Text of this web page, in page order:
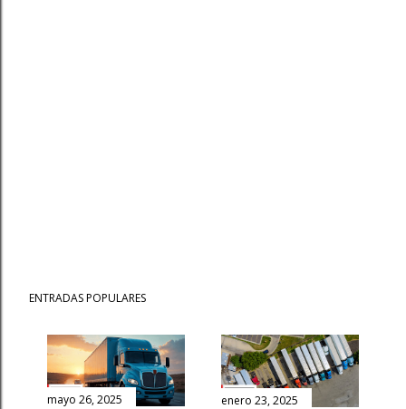
ENTRADAS POPULARES
mayo 26, 2025 enero 23, 2025